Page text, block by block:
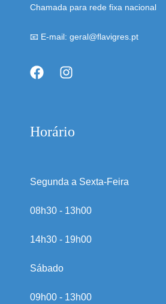
Chamada para rede fixa nacional
📧 E-mail: geral@flavigres.pt
Horário
Segunda a Sexta-Feira
08h30 - 13h00
14h30 - 19h00
Sábado
09h00 - 13h00